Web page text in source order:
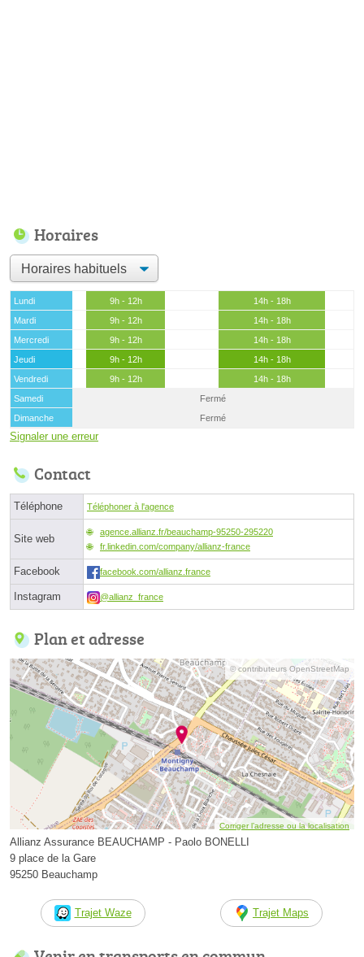
Horaires
Lundi 9h - 12h
14h - 18h
Mardi
9h - 12h
14h - 18h
Mercredi
9h - 12h
14h - 18h
Jeudi
9h - 12h
14h - 18h
Vendredi
9h - 12h
14h - 18h
Samedi
Fermé
Dimanche
Fermé
Signaler une erreur
Contact
Téléphone Téléphoner à l'agence
Site web
agence.allianz.fr/beauchamp-95250-295220
fr.linkedin.com/company/allianz-france
Facebook facebook.com/allianz.france
Instagram @allianz_france
Plan et adresse
© contributeurs OpenStreetMap
Corriger l’adresse ou la localisation
Allianz Assurance BEAUCHAMP - Paolo BONELLI
9 place de la Gare
95250 Beauchamp
Trajet Waze Trajet Maps